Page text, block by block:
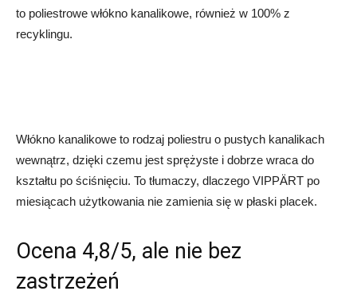
to poliestrowe włókno kanalikowe, również w 100% z
recyklingu.
Włókno kanalikowe to rodzaj poliestru o pustych kanalikach
wewnątrz, dzięki czemu jest sprężyste i dobrze wraca do
kształtu po ściśnięciu. To tłumaczy, dlaczego VIPPÄRT po
miesiącach użytkowania nie zamienia się w płaski placek.
Ocena 4,8/5, ale nie bez
zastrzeżeń